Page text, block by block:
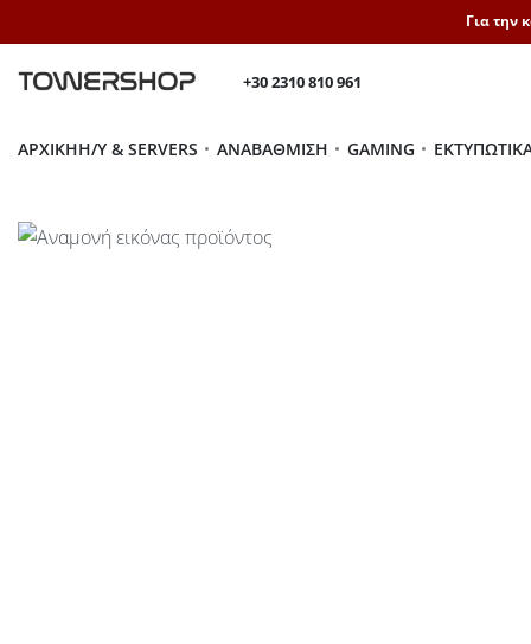
Για την
+30 2310 810 961
ΑΡΧΙΚΉH/Y & SERVERS ΑΝΑΒΆΘΜΙΣΗ GAMING